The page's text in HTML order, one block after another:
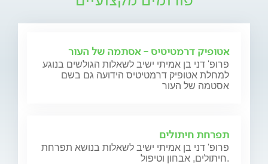
אטופיק דרמטיטיס - אסתמה של העור
פרופ' דני בן אמיתי ישיב לשאלות הגולשים בנוגע
למחלת אטופיק דרמטיטיס הידועה גם בשם
אסטמה של העור
תפרחת חיתולים
פרופ' דני בן אמיתי ישיב לשאלות בנושא תפרחת
חיתולים, אבחון וטיפול.